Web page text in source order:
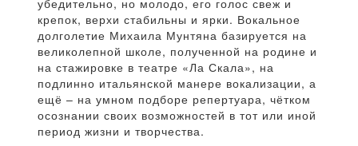
убедительно, но молодо, его голос свеж и
крепок, верхи стабильны и ярки. Вокальное
долголетие Михаила Мунтяна базируется на
великолепной школе, полученной на родине и
на стажировке в театре «Ла Скала», на
подлинно итальянской манере вокализации, а
ещё – на умном подборе репертуара, чётком
осознании своих возможностей в тот или иной
период жизни и творчества.